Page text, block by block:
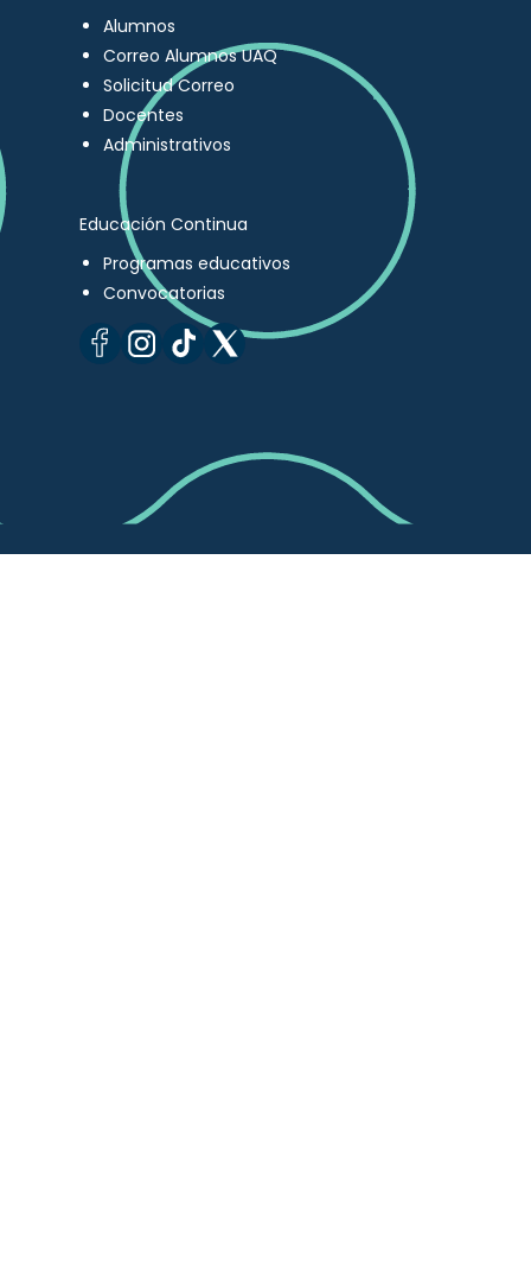
Alumnos
Correo Alumnos UAQ
Solicitud Correo
Docentes
Administrativos
Educación Continua
Programas educativos
Convocatorias